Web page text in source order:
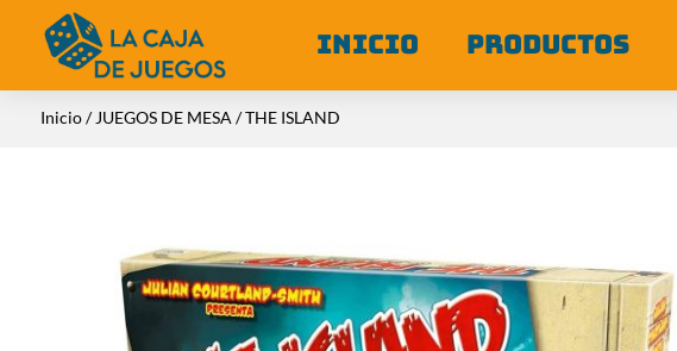
INICIO PRODUCTOS
Inicio/ JUEGOS DE MESA / THE ISLAND